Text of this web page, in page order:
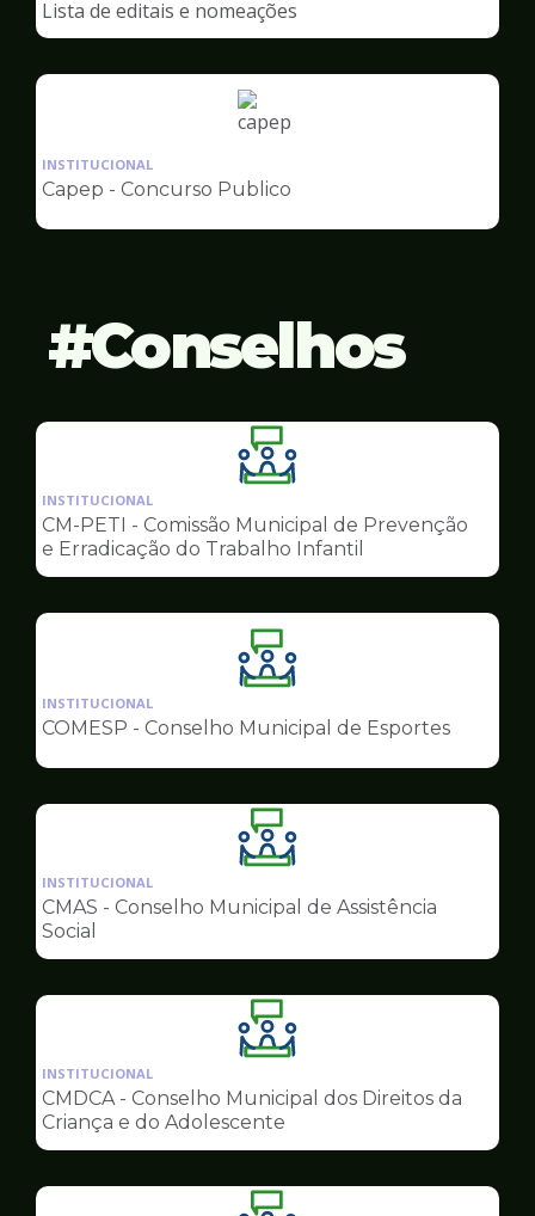
Capep
Lista de editais e nomeações
Ilustração
pagina
Capep
INSTITUCIONAL
Capep - Concurso Publico
Conselhos
Ilustração
da
pagina
de
Conselhos
INSTITUCIONAL
CM-PETI - Comissão Municipal de Prevenção
e Erradicação do Trabalho Infantil
Ilustração
da
pagina
Conselhos
INSTITUCIONAL
COMESP - Conselho Municipal de Esportes
Ilustração
da
pagina
Conselhos
INSTITUCIONAL
CMAS - Conselho Municipal de Assistência
Social
Ilustração
da
pagina
de
Conselhos
INSTITUCIONAL
CMDCA - Conselho Municipal dos Direitos da
Criança e do Adolescente